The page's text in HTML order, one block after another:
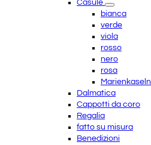
Casule
bianca
verde
viola
rosso
nero
rosa
Marienkaseln
Dalmatica
Cappotti da coro
Regalia
fatto su misura
Benedizioni